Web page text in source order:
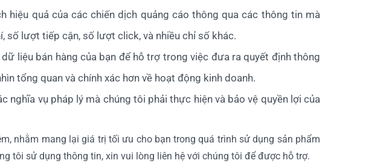
hiệu quả của các chiến dịch quảng cáo thông qua các thông tin mà
số lượt tiếp cận, số lượt click, và nhiều chỉ số khác.
liệu bán hàng của bạn để hỗ trợ trong việc đưa ra quyết định thông
tổng quan và chính xác hơn về hoạt động kinh doanh.
nghĩa vụ pháp lý mà chúng tôi phải thực hiện và bảo vệ quyền lợi của
nhằm mang lại giá trị tối ưu cho bạn trong quá trình sử dụng sản phẩm
tôi sử dụng thông tin, xin vui lòng liên hệ với chúng tôi để được hỗ trợ.